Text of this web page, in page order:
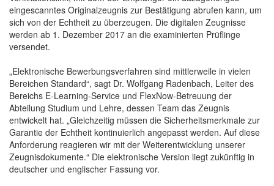
eingescanntes Originalzeugnis zur Bestätigung abrufen kann, um
sich von der Echtheit zu überzeugen. Die digitalen Zeugnisse
werden ab 1. Dezember 2017 an die examinierten Prüflinge
versendet.
„Elektronische Bewerbungsverfahren sind mittlerweile in vielen
Bereichen Standard“, sagt Dr. Wolfgang Radenbach, Leiter des
Bereichs E-Learning-Service und FlexNow-Betreuung der
Abteilung Studium und Lehre, dessen Team das Zeugnis
entwickelt hat. „Gleichzeitig müssen die Sicherheitsmerkmale zur
Garantie der Echtheit kontinuierlich angepasst werden. Auf diese
Anforderung reagieren wir mit der Weiterentwicklung unserer
Zeugnisdokumente.“ Die elektronische Version liegt zukünftig in
deutscher und englischer Fassung vor.